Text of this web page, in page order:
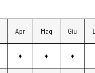
Apr Mag Giu
♦ ♦ ♦